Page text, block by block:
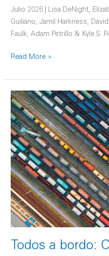
Julio 2026 | Lisa DeNight,
Guiliano, Jamil Harkness,
Faulk, Adam Petrillo & Kyle S.
Read More »
Todos a bordo:
Todos
a
bordo:
Cómo
el nearshoring y
la
tecnología
están
abriendo
una
nueva
para